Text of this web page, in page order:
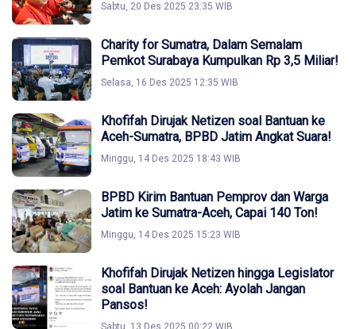
Sabtu, 20 Des 2025 23:35 WIB
Charity for Sumatra, Dalam Semalam
Pemkot Surabaya Kumpulkan Rp 3,5 Miliar!
Selasa, 16 Des 2025 12:35 WIB
Khofifah Dirujak Netizen soal Bantuan ke
Aceh-Sumatra, BPBD Jatim Angkat Suara!
Minggu, 14 Des 2025 18:43 WIB
BPBD Kirim Bantuan Pemprov dan Warga
Jatim ke Sumatra-Aceh, Capai 140 Ton!
Minggu, 14 Des 2025 15:23 WIB
Khofifah Dirujak Netizen hingga Legislator
soal Bantuan ke Aceh: Ayolah Jangan
Pansos!
Sabtu, 13 Des 2025 00:22 WIB